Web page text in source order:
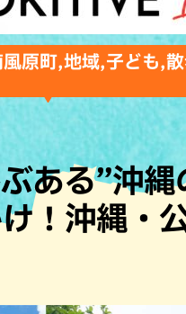
和食・日本
理 アジア・エス
フレンチ
・焼肉 焼鳥・串料
肉料理 居酒屋・バ
イキング スイーツ
歴史
ショッピング
サウナ
沖縄の海
沖縄移住
原町,地域,子ども,
ある”沖縄
！沖縄・